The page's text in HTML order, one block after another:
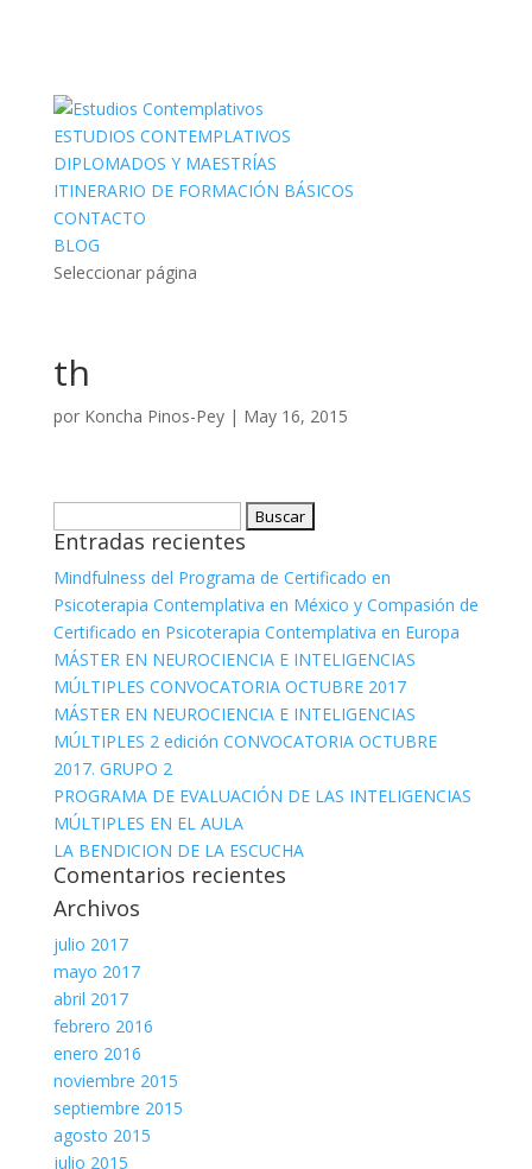
ESTUDIOS CONTEMPLATIVOS
DIPLOMADOS Y MAESTRÍAS
ITINERARIO DE FORMACIÓN BÁSICOS
CONTACTO
BLOG
Seleccionar página
th
por Koncha Pinos-Pey| May 16, 2015
Entradas recientes
Mindfulness del Programa de Certificado en
Psicoterapia Contemplativa en México y Compasión de
Certificado en Psicoterapia Contemplativa en Europa
MÁSTER EN NEUROCIENCIA E INTELIGENCIAS
MÚLTIPLES CONVOCATORIA OCTUBRE 2017
MÁSTER EN NEUROCIENCIA E INTELIGENCIAS
MÚLTIPLES 2 edición CONVOCATORIA OCTUBRE
2017. GRUPO 2
PROGRAMA DE EVALUACIÓN DE LAS INTELIGENCIAS
MÚLTIPLES EN EL AULA
LA BENDICION DE LA ESCUCHA
Comentarios recientes
Archivos
julio 2017
mayo 2017
abril 2017
febrero 2016
enero 2016
noviembre 2015
septiembre 2015
agosto 2015
julio 2015